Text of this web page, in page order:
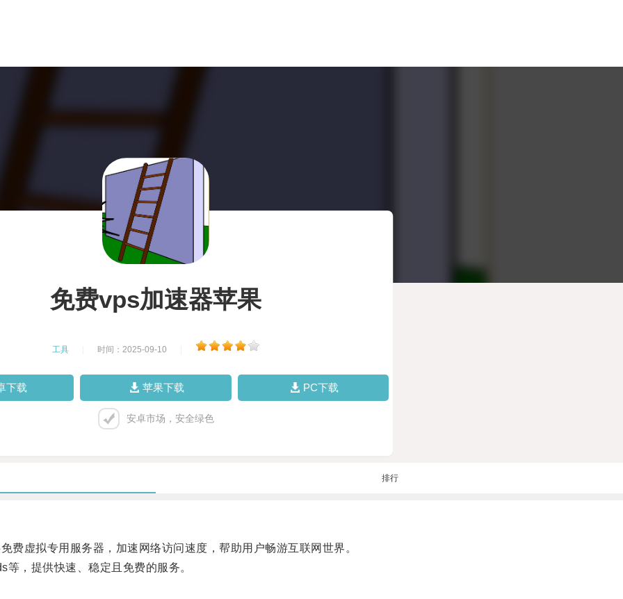
免费vps加速器苹果
工具 时间：2025-09-10
下载 苹果下载 PC下载
安卓市场，安全绿色
排行
虚拟专用服务器，加速网络访问速度，帮助用户畅游互联网世界。
提供快速、稳定且免费的服务。